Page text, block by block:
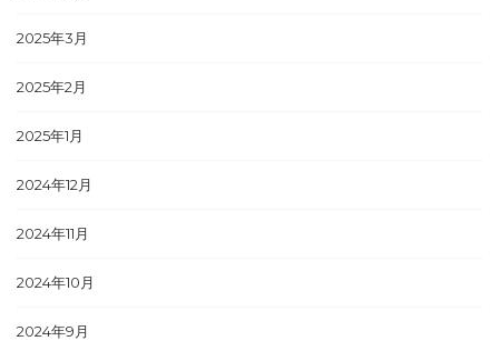
2025年3月
2025年2月
2025年1月
2024年12月
2024年11月
2024年10月
2024年9月